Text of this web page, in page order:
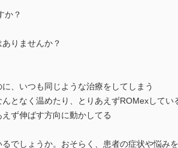
か？
りませんか？
、いつも同じような治療をしてしまう
となく温めたり、とりあえずROMexしてい
ず伸ばす方向に動かしてる
でしょうか。おそらく、患者の症状や悩み